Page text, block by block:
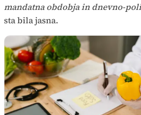
mandatna obdobja in dnevno-
sta bila jasna.